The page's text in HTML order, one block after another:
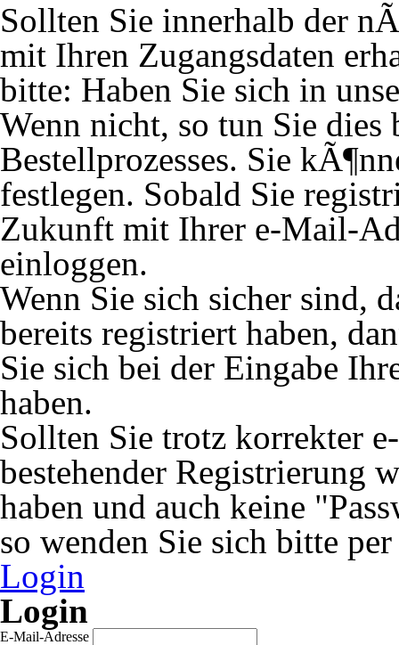
Sollten Sie innerhalb der
mit Ihren Zugangsdaten
bitte: Haben Sie sich in
Wenn nicht, so tun Sie
Bestellprozesses. Sie
festlegen. Sobald Sie
Zukunft mit Ihrer e-Mail-
einloggen.
Wenn Sie sich sicher sind,
bereits registriert haben,
Sie sich bei der Eingabe
haben.
Sollten Sie trotz korrekter
bestehender Registrierung
haben und auch keine
so wenden Sie sich bitte
Login
Login
E-Mail-Adresse